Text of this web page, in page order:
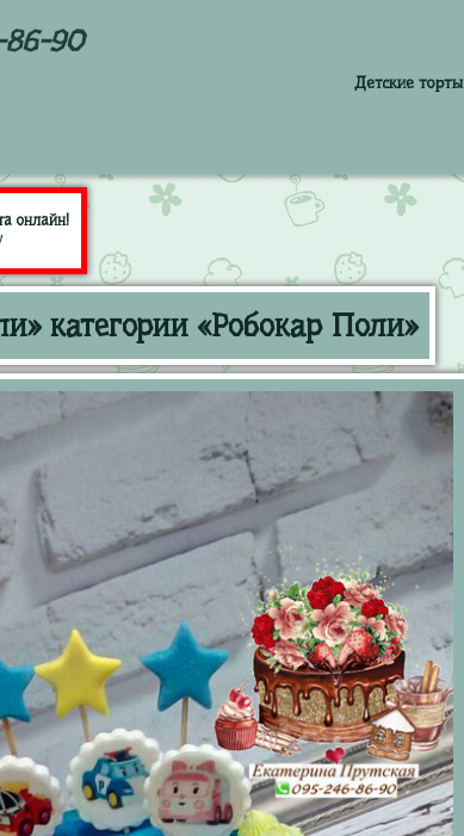
90
Детские торты
онлайн!
категории «Робокар Поли»